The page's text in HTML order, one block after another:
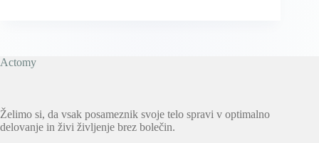
Actomy
Želimo si, da vsak posameznik svoje telo spravi v optimalno
delovanje in živi življenje brez bolečin.